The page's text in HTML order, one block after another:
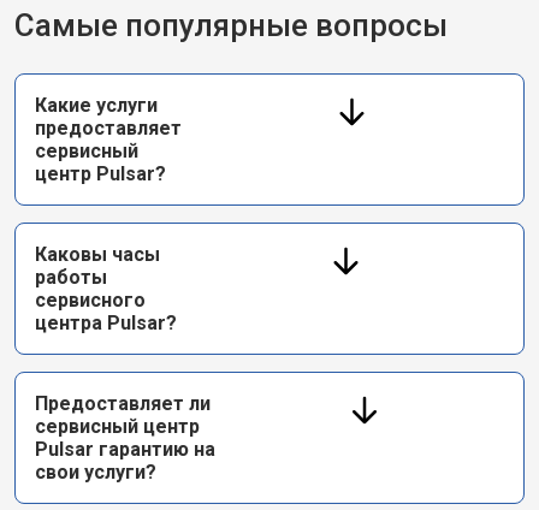
Самые популярные вопросы
Какие услуги
предоставляет
сервисный
центр Pulsar?
Каковы часы
работы
сервисного
центра Pulsar?
Предоставляет ли
сервисный центр
Pulsar гарантию на
свои услуги?